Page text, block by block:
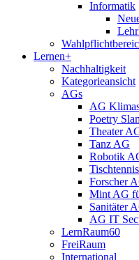
Informatik
Lernen+
Nachhaltigkeit
Kategorieansicht
AGs
AG
Poetry
Theater
Tanz AG
Robotik
Tischtennis
Forscher
Mint AG
Sanitäter
AG IT
LernRaum60
FreiRaum
International